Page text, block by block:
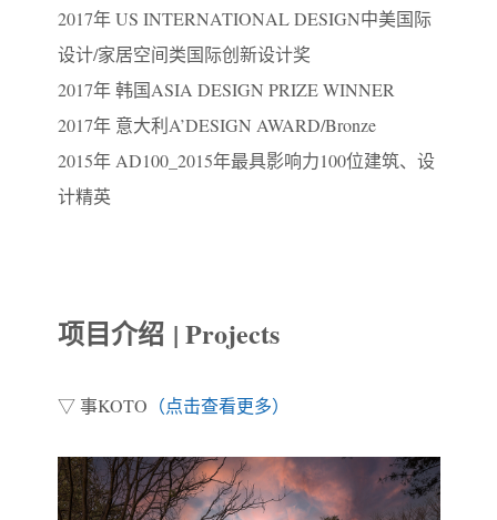
2017年 US INTERNATIONAL DESIGN中美国际
设计/家居空间类国际创新设计奖
2017年 韩国ASIA DESIGN PRIZE WINNER
2017年 意大利A’DESIGN AWARD/Bronze
2015年 AD100_2015年最具影响力100位建筑、设
计精英
项目介绍 | Projects
▽ 事KOTO （点击查看更多）